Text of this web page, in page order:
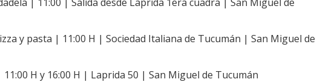
y pasta | 11:00 H | Sociedad Italiana de Tucumán | San Miguel de
H y 16:00 H | Laprida 50 | San Miguel de Tucumán